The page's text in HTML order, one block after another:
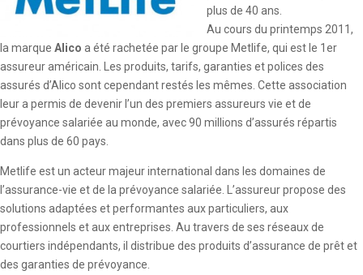
plus de 40 ans.
Au cours du printemps 2011,
la marque Alico a été rachetée par le groupe Metlife, qui est le 1er
assureur américain. Les produits, tarifs, garanties et polices des
assurés d’Alico sont cependant restés les mêmes. Cette association
leur a permis de devenir l’un des premiers assureurs vie et de
prévoyance salariée au monde, avec 90 millions d’assurés répartis
dans plus de 60 pays.
Metlife est un acteur majeur international dans les domaines de
l’assurance-vie et de la prévoyance salariée. L’assureur propose des
solutions adaptées et performantes aux particuliers, aux
professionnels et aux entreprises. Au travers de ses réseaux de
courtiers indépendants, il distribue des produits d’assurance de prêt et
des garanties de prévoyance.